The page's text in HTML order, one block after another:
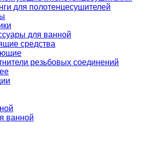
для полотенцесушителей
для ванной
средства
резьбовых соединений
ванной